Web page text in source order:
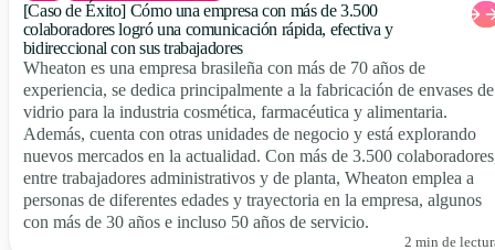
[Caso de Éxito] Cómo una empresa con más de 3.500
colaboradores logró una comunicación rápida, efectiva y
bidireccional con sus trabajadores
Wheaton es una empresa brasileña con más de 70 años de
experiencia, se dedica principalmente a la fabricación de envases de
vidrio para la industria cosmética, farmacéutica y alimentaria.
Además, cuenta con otras unidades de negocio y está explorando
nuevos mercados en la actualidad. Con más de 3.500
entre trabajadores administrativos y de planta, Wheaton emplea a
personas de diferentes edades y trayectoria en la empresa, algunos
con más de 30 años e incluso 50 años de servicio.
2 min de